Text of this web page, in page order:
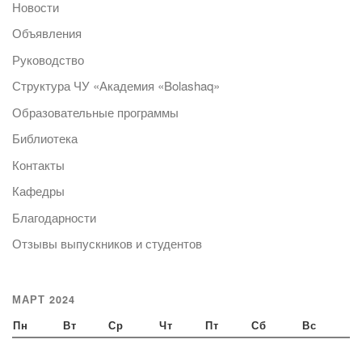
Новости
Объявления
Руководство
Структура ЧУ «Академия «Bolashaq»
Образовательные программы
Библиотека
Контакты
Кафедры
Благодарности
Отзывы выпускников и студентов
МАРТ 2024
Пн Вт Ср Чт Пт Сб Вс